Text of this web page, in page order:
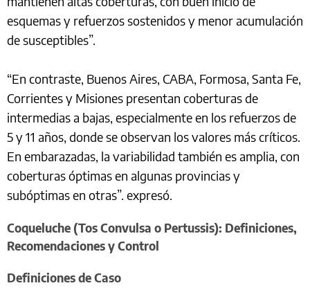
esquemas y refuerzos sostenidos y menor acumulación
de susceptibles”.
“En contraste, Buenos Aires, CABA, Formosa, Santa Fe,
Corrientes y Misiones presentan coberturas de
intermedias a bajas, especialmente en los refuerzos de
5 y 11 años, donde se observan los valores más críticos.
En embarazadas, la variabilidad también es amplia, con
coberturas óptimas en algunas provincias y
subóptimas en otras”. expresó.
Coqueluche (Tos Convulsa o Pertussis): Definiciones,
Recomendaciones y Control
Definiciones de Caso